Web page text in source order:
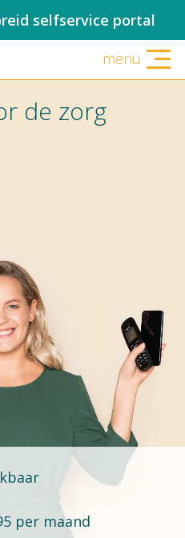
selfservice portal
menu
de zorg
per maand